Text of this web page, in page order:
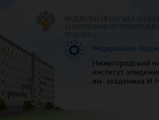
ФЕДЕРАЛЬНАЯ СЛУЖБА ПО
ЗАЩИТЫ ПРАВ ПОТРЕБИТЕЛЕЙ
ЧЕЛОВЕКА
Федеральное
Нижегородский
институт
им. академика